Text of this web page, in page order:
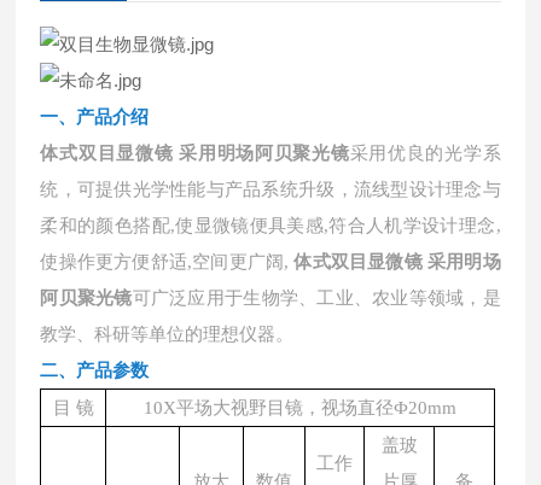
一、 产品介绍
体式双目显微镜 采用明场阿贝聚光镜采用优良的光学系
统，可提供光学性能与产品系统升级，流线型设计理念与
柔和的颜色搭配,使显微镜便具美感,符合人机学设计理念,
使操作更方便舒适,空间更广阔,体式双目显微镜 采用明场
阿贝聚光镜可广泛应用于生物学、工业、农业等领域，是
教学、科研等单位的理想仪器。
二、产品参数
目 镜
10X平场大视野目镜，视场直径Ф20mm
工作
盖玻